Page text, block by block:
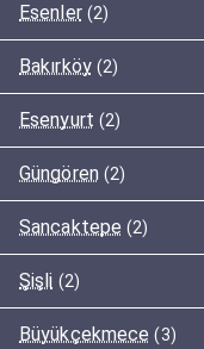
Esenler (2)
Bakırköy (2)
Esenyurt (2)
Güngören (2)
Sancaktepe (2)
Şişli (2)
Büyükçekmece (3)